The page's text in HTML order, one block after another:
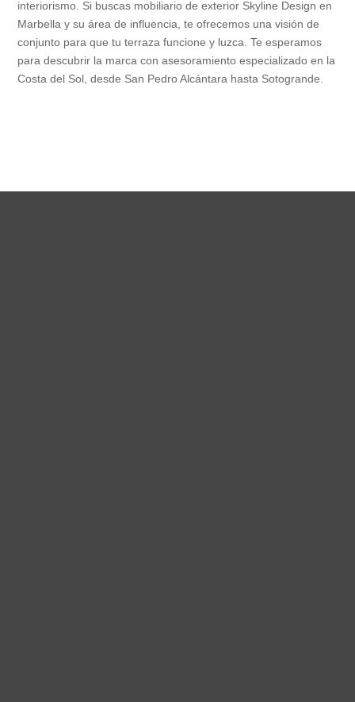
interiorismo. Si buscas mobiliario de exterior Skyline Design en
Marbella y su área de influencia, te ofrecemos una visión de
conjunto para que tu terraza funcione y luzca. Te esperamos
para descubrir la marca con asesoramiento especializado en la
Costa del Sol, desde San Pedro Alcántara hasta Sotogrande.